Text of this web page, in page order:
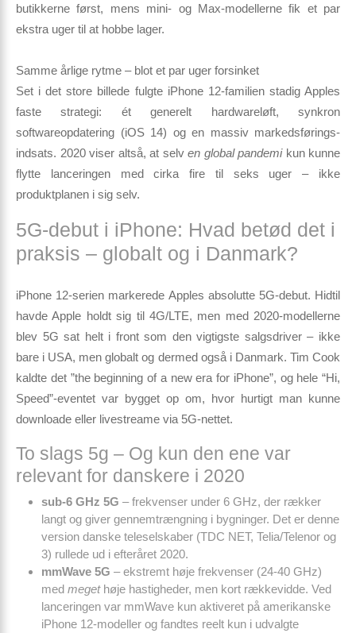
butikkerne først, mens mini- og Max-modellerne fik et par
ekstra uger til at hobbe lager.
Samme årlige rytme – blot et par uger forsinket
Set i det store billede fulgte iPhone 12-familien stadig Apples
faste strategi: ét generelt hardwareløft, synkron
softwareopdatering (iOS 14) og en massiv markeds­førings­
indsats. 2020 viser altså, at selv en global pandemikun kunne
flytte lanceringen med cirka fire til seks uger – ikke
produktplanen i sig selv.
5G-debut i iPhone: Hvad betød det i
praksis – globalt og i Danmark?
iPhone 12-serien markerede Apples absolutte 5G-debut. Hidtil
havde Apple holdt sig til 4G/LTE, men med 2020-modellerne
blev 5G sat helt i front som den vigtigste salgsdriver – ikke
bare i USA, men globalt og dermed også i Danmark. Tim Cook
kaldte det ”the beginning of a new era for iPhone”, og hele “Hi,
Speed”-eventet var bygget op om, hvor hurtigt man kunne
downloade eller livestreame via 5G-nettet.
To slags 5g – Og kun den ene var
relevant for danskere i 2020
sub-6 GHz 5G – frekvenser under 6 GHz, der rækker
langt og giver gennemtrængning i bygninger. Det er denne
version danske teleselskaber (TDC NET, Telia/Telenor og
3) rullede ud i efteråret 2020.
mmWave 5G – ekstremt høje frekvenser (24-40 GHz)
med megethøje hastigheder, men kort rækkevidde. Ved
lanceringen var mmWave kun aktiveret på amerikanske
iPhone 12-modeller og fandtes reelt kun i udvalgte